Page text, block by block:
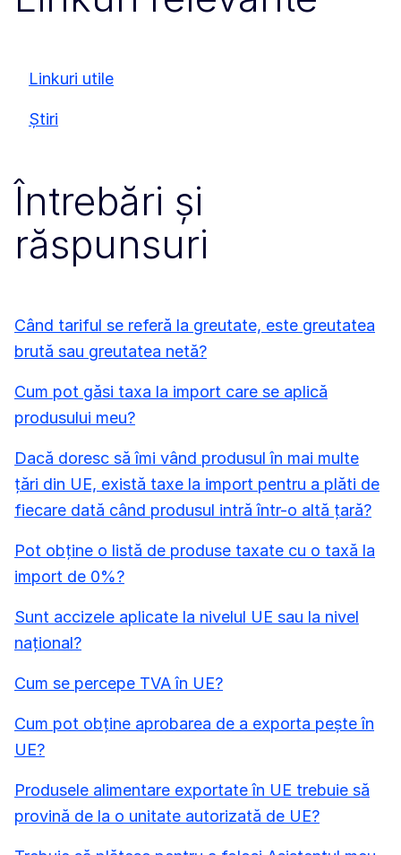
Linkuri utile
Știri
Întrebări și
răspunsuri
Când tariful se referă la greutate, este greutatea
brută sau greutatea netă?
Cum pot găsi taxa la import care se aplică
produsului meu?
Dacă doresc să îmi vând produsul în mai multe
țări din UE, există taxe la import pentru a plăti de
fiecare dată când produsul intră într-o altă țară?
Pot obține o listă de produse taxate cu o taxă la
import de 0%?
Sunt accizele aplicate la nivelul UE sau la nivel
național?
Cum se percepe TVA în UE?
Cum pot obține aprobarea de a exporta pește în
UE?
Produsele alimentare exportate în UE trebuie să
provină de la o unitate autorizată de UE?